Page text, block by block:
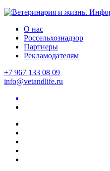
О нас
Россельхознадзор
Партнеры
Рекламодателям
+7 967 133 08 09
info@vetandlife.ru